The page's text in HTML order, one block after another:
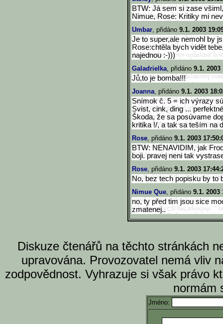
BTW: Já sem si zase
Nimue, Rose: Kritiky mi
Umbar, přidáno 9.1. 2003
Je to super,ale nemohl by
Rose:chtěla bych vidět
najednou :-)))
Galadrielka, přidáno 9.1. 2003
Jů,to je bomba!!!
Joanna, přidáno 9.1. 2003
Snímok č. 5 = ich výrazy
Svist, cink, ding ...
Škoda, že sa posúvame
kritika !/, a tak sa teším na
Rose, přidáno 9.1. 2003
BTW: NENAVIDIM, jak
boji. pravej neni tak
Rose, přidáno 9.1. 2003
No, bez tech popisku by to
Nimue Que, přidáno 9.1. 2003
no, ty před tim jsou sice
zmatenej..
Diskuze čtenářů na těchto stránkách
upravována. Provozovatel nemá vliv
zodpovědnost. Vyhrazuje si však právo
normám
Jméno: